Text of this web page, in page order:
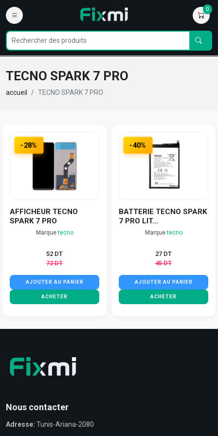
0
TECNO SPARK 7 PRO
accueil TECNO SPARK 7 PRO
-28%
AFFICHEUR TECNO
SPARK 7 PRO
Marquetecno
52 DT
72 DT
AJOUTER AU PANIER
ACHETER
-40%
BATTERIE TECNO SPARK
7 PRO LIT...
Marquetecno
27 DT
45 DT
AJOUTER AU PANIER
ACHETER
Nous contacter
Adresse: Tunis-Ariana-2080